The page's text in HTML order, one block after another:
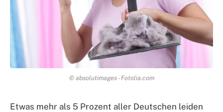
© absolutimages - Fotolia.com
Etwas mehr als 5 Prozent aller Deutschen leiden